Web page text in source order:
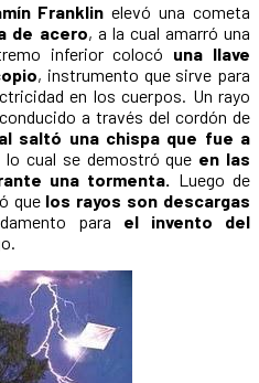
Franklin elevó una cometa
de acero, a la cual amarró una
inferior colocó una llave
, instrumento que sirve para
en los cuerpos. Un rayo
a través del cordón de
saltó una chispa que fue a
lo cual se demostró que en las
una tormenta. Luego de
que los rayos son descargas
para el invento del